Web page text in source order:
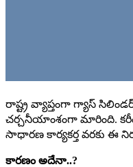
రాష్ట్ర వ్యాప్తంగా గ్యాస్
చర్చనీయాంశంగా మారింది.
సాధారణ కార్యకర్త వరకు ఈ
కారణం అదేనా..?